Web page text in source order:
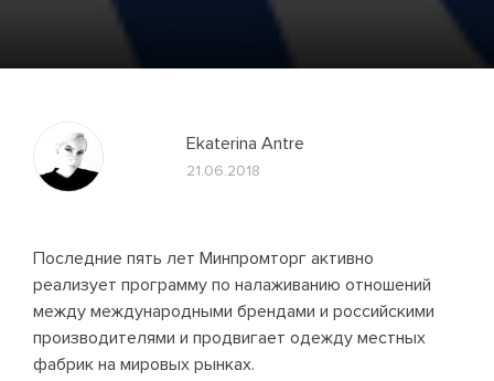
Ekaterina Antre
21.06.2018
Последние пять лет Минпромторг активно
реализует программу по налаживанию отношений
между международными брендами и российскими
производителями и продвигает одежду местных
фабрик на мировых рынках.